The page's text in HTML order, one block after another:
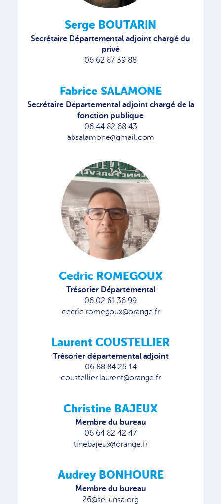
Serge BOUTARIN
Secrétaire Départemental adjoint chargé du
privé
06 62 87 39 88
Fabrice SALAMONE
Secrétaire Départemental adjoint chargé de la
fonction publique
06 44 82 68 43
absalamone@gmail.com
Cedric ROMEGOUX
Trésorier Départemental
06 02 61 36 99
cedric.romegoux@orange.fr
Laurent COUSTELLIER
Trésorier départemental adjoint
06 88 84 25 14
coustellier.laurent@orange.fr
Christine BAJEUX
Membre du bureau
06 64 82 42 47
tinebajeux@orange.fr
Audrey BONHOURE
Membre du bureau
26@se-unsa.org